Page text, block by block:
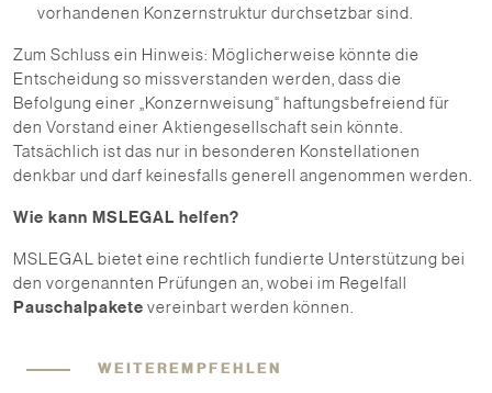
vorhandenen Konzernstruktur durchsetzbar sind.
Zum Schluss ein Hinweis: Möglicherweise könnte die
Entscheidung so missverstanden werden, dass die
Befolgung einer „Konzernweisung“ haftungsbefreiend für
den Vorstand einer Aktiengesellschaft sein könnte.
Tatsächlich ist das nur in besonderen Konstellationen
denkbar und darf keinesfalls generell angenommen werden.
Wie kann MSLEGAL helfen?
MSLEGAL bietet eine rechtlich fundierte Unterstützung bei
den vorgenannten Prüfungen an, wobei im Regelfall
Pauschalpakete vereinbart werden können.
WEITEREMPFEHLEN